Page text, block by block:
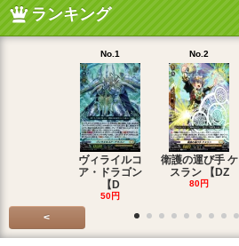
ランキング
No.1
ヴィライルコ
ア・ドラゴン
【D
50円
No.2
衛護の運び手 ケ
スラン 【DZ
80円
<